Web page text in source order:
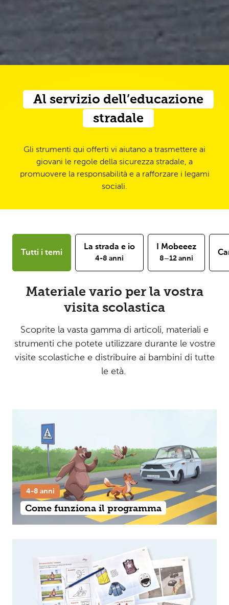
Al servizio dell’educazione
stradale
Gli strumenti qui offerti vi aiutano a trasmettere ai
giovani le regole della sicurezza stradale, a
promuovere la responsabilità e a rafforzare i legami
sociali.
Tutti i temi
La strada e io
4-8 anni
I Mobeeez
8–12 anni
Materiale vario per la vostra
visita scolastica
Scoprite la vasta gamma di articoli, materiali e
strumenti che potete utilizzare durante le vostre
visite scolastiche e distribuire ai bambini di tutte
le età.
4-8 anni
Come funziona il programma